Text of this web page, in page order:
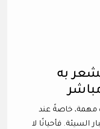
به
مهمة، خاصةً عند
السيئة. فأحيانًا لا